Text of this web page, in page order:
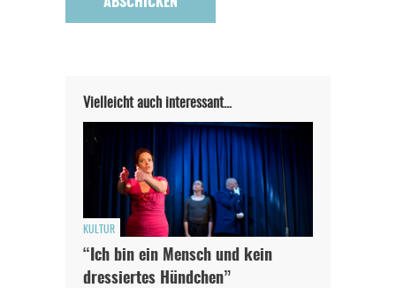
Vielleicht auch interessant…
KULTUR
“Ich bin ein Mensch und kein
dressiertes Hündchen”